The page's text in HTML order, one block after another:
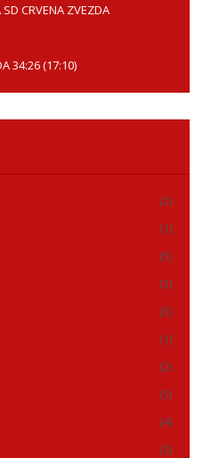
CRVENA ZVEZDA
34:26 (17:10)
(2)
(1)
(5)
(3)
(5)
(1)
(2)
(5)
(4)
(3)